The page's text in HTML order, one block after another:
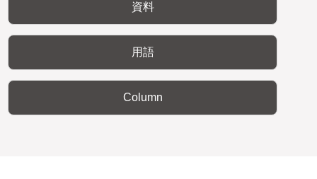
資料
用語
Column